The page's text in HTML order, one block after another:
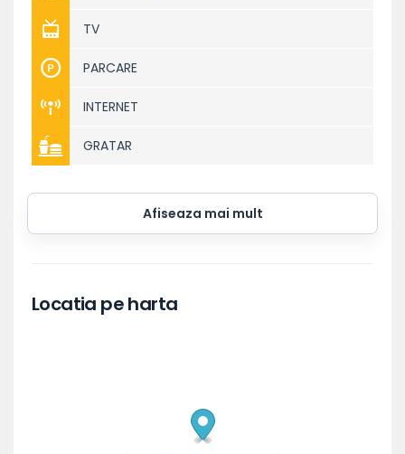
TV
PARCARE
INTERNET
GRATAR
Afiseaza mai mult
Locatia pe harta